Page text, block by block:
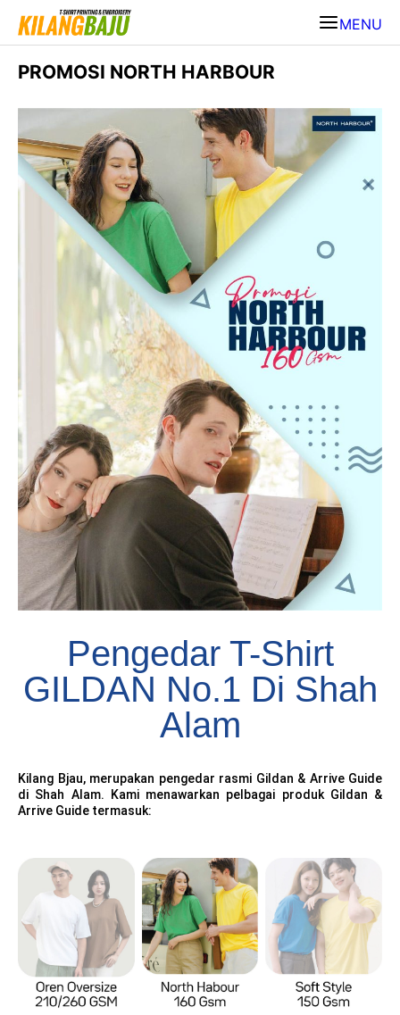
MENU
PROMOSI NORTH HARBOUR
Pengedar T-Shirt
GILDAN No.1 Di Shah
Alam
Kilang Bjau, merupakan pengedar rasmi Gildan & Arrive Guide
di Shah Alam.
Kami menawarkan pelbagai produk Gildan &
Arrive Guide termasuk: